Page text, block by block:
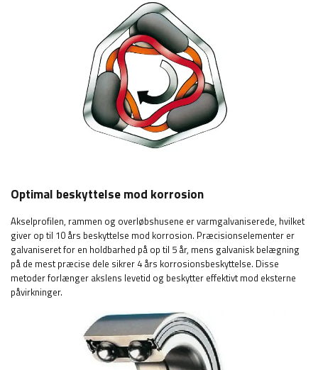
Optimal beskyttelse mod korrosion
Akselprofilen, rammen og overløbshusene er varmgalvaniserede, hvilket
giver op til 10 års beskyttelse mod korrosion. Præcisionselementer er
galvaniseret for en holdbarhed på op til 5 år, mens galvanisk belægning
på de mest præcise dele sikrer 4 års korrosionsbeskyttelse. Disse
metoder forlænger akslens levetid og beskytter effektivt mod eksterne
påvirkninger.